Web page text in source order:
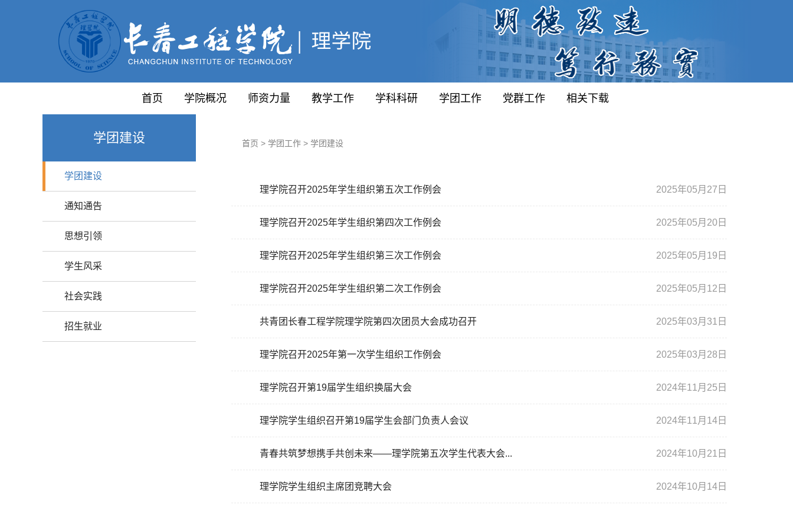
首页 学院概况 师资力量 教学工作 学科科研 学团工作 党群工作 相关下载
学团建设
学团建设
通知通告
思想引领
学生风采
社会实践
招生就业
首页 > 学团工作 > 学团建设
2025年05月27日
理学院召开2025年学生组织第五次工作例会
2025年05月20日
理学院召开2025年学生组织第四次工作例会
2025年05月19日
理学院召开2025年学生组织第三次工作例会
2025年05月12日
理学院召开2025年学生组织第二次工作例会
2025年03月31日
共青团长春工程学院理学院第四次团员大会成功召开
2025年03月28日
理学院召开2025年第一次学生组织工作例会
2024年11月25日
理学院召开第19届学生组织换届大会
2024年11月14日
理学院学生组织召开第19届学生会部门负责人会议
2024年10月21日
青春共筑梦想携手共创未来——理学院第五次学生代表大会...
2024年10月14日
理学院学生组织主席团竞聘大会